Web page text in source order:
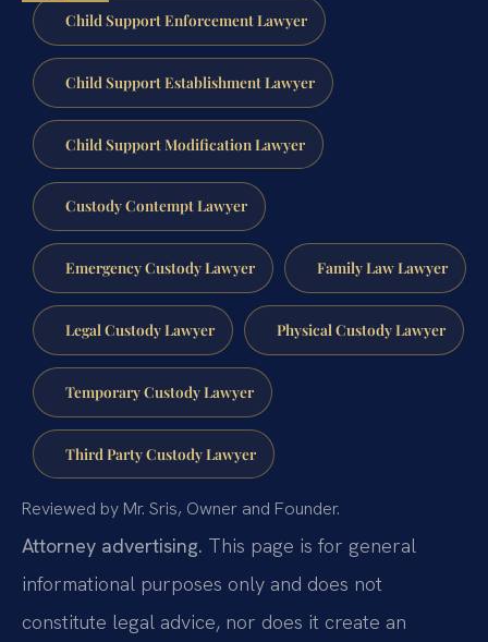
Child Support Enforcement Lawyer
Child Support Establishment Lawyer
Child Support Modification Lawyer
Custody Contempt Lawyer
Emergency Custody Lawyer Family Law Lawyer
Legal Custody Lawyer Physical Custody Lawyer
Temporary Custody Lawyer
Third Party Custody Lawyer
Reviewed by Mr. Sris, Owner and Founder.
Attorney advertising. This page is for general
informational purposes only and does not
constitute legal advice, nor does it create an